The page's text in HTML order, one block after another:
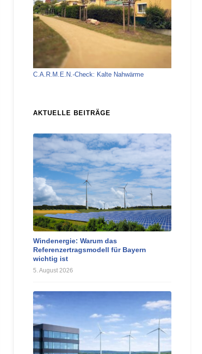
C.A.R.M.E.N.-Check: Kalte Nahwärme
AKTUELLE BEITRÄGE
Windenergie: Warum das
Referenzertragsmodell für Bayern
wichtig ist
5. August 2026